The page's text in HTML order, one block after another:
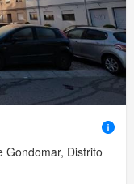
Gondomar, Distrito